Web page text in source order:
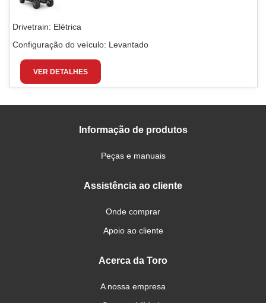
Drivetrain: Elétrica
Configuração do veículo: Levantado
VER DETALHES
Informação de produtos
Peças e manuais
Assistência ao cliente
Onde comprar
Apoio ao cliente
Acerca da Toro
A nossa empresa